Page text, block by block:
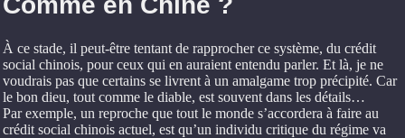
À ce stade, il peut-être tentant de rapprocher ce système, du crédit
social chinois, pour ceux qui en auraient entendu parler. Et là, je ne
voudrais pas que certains se livrent à un amalgame trop précipité. Car
le bon dieu, tout comme le diable, est souvent dans les détails…
Par exemple, un reproche que tout le monde s’accordera à faire au
crédit social chinois actuel, est qu’un individu critique du régime va